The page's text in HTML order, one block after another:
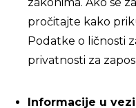
pročitajte kako
Podatke o ličnosti
privatnosti za
Informacije u